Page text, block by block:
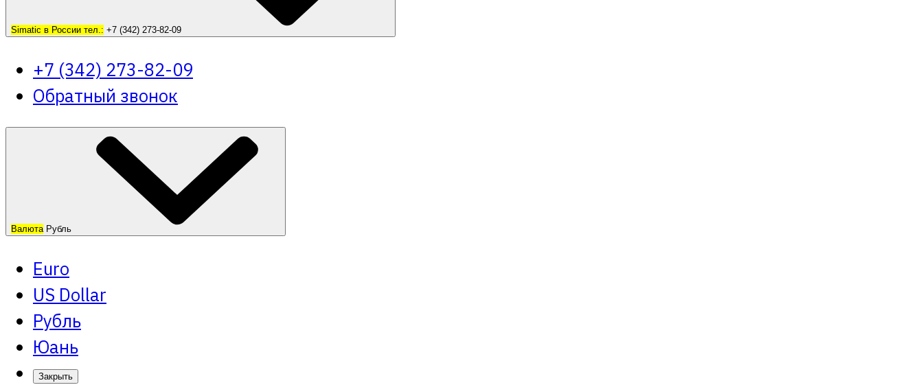
Simatic в России тел.: +7 (342) 273-82-09
+7 (342) 273-82-09
Обратный звонок
Валюта Рубль
Euro
US Dollar
Рубль
Юань
Закрыть